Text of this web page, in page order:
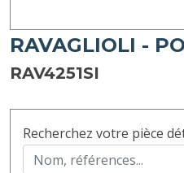
RAVAGLIOLI -
RAV4251SI
Recherchez votre pièce